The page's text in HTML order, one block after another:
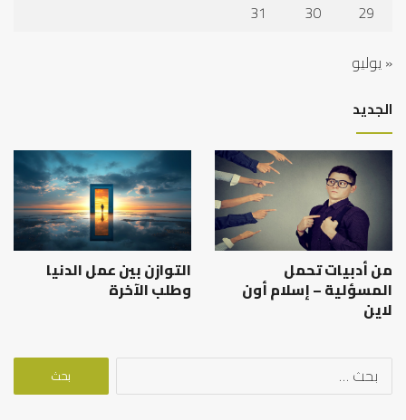
29
30
31
« يوليو
الجديد
من أدبيات تحمل
المسؤلية – إسلام أون
لاين
التوازن بين عمل الدنيا
وطلب الآخرة
البحث